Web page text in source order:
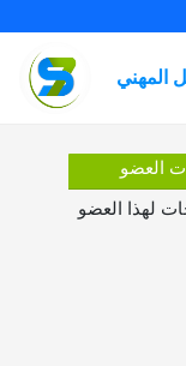
المهني
العضو
لهذا العضو